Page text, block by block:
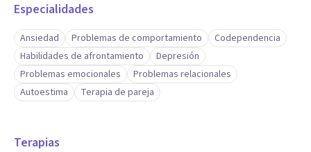
Especialidades
Ansiedad Problemas de comportamiento
Codependencia
Habilidades de afrontamiento
Depresión
Problemas emocionales
Problemas relacionales
Autoestima
Terapia de pareja
Terapias